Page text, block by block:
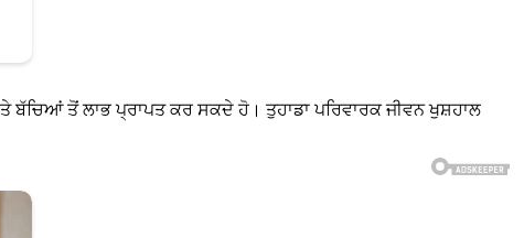
ਬੱਚਿਆਂ ਤੋਂ ਲਾਭ ਪ੍ਰਾਪਤ ਕਰ ਸਕਦੇ ਹੋ। ਤੁਹਾਡਾ ਪਰਿਵਾਰਕ ਜੀਵਨ ਖੁਸ਼ਹਾਲ